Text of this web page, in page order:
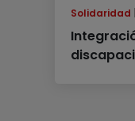
Solidaridad